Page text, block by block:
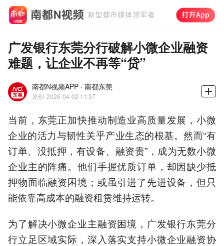
广发银行东莞分行破解小微企业融资
难题，让企业不再等“贷”
南都N视频APP · 南都东莞
原创 2026-04-02 11:37
当前，东莞正加快推动制造业高质量发展，小微
企业的活力与韧性关乎产业生态的根基。然而“有
订单、没抵押，有设备、融资贵”，成为无数小微
企业主的阵痛。他们手握优质订单，却因缺少抵
押物面临融资困境；或虽引进了先进设备，但只
能依靠高成本的融资租赁维持运转。
为了解决小微企业主融资困境，广发银行东莞分
行立足区域实际，深入落实支持小微企业融资协